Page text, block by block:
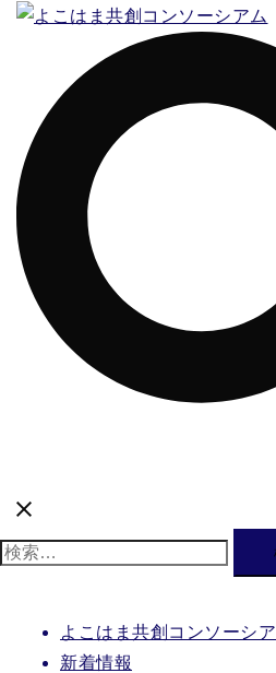
ス
キ
検
よこはま共創コンソーシ
新着情報